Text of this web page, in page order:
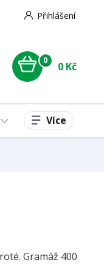
Přihlášení
0 0 Kč
Více
Gramáž 400